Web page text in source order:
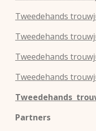
Tweedehands
Tweedehands
Tweedehands
Tweedehands
Tweedehands
Partners